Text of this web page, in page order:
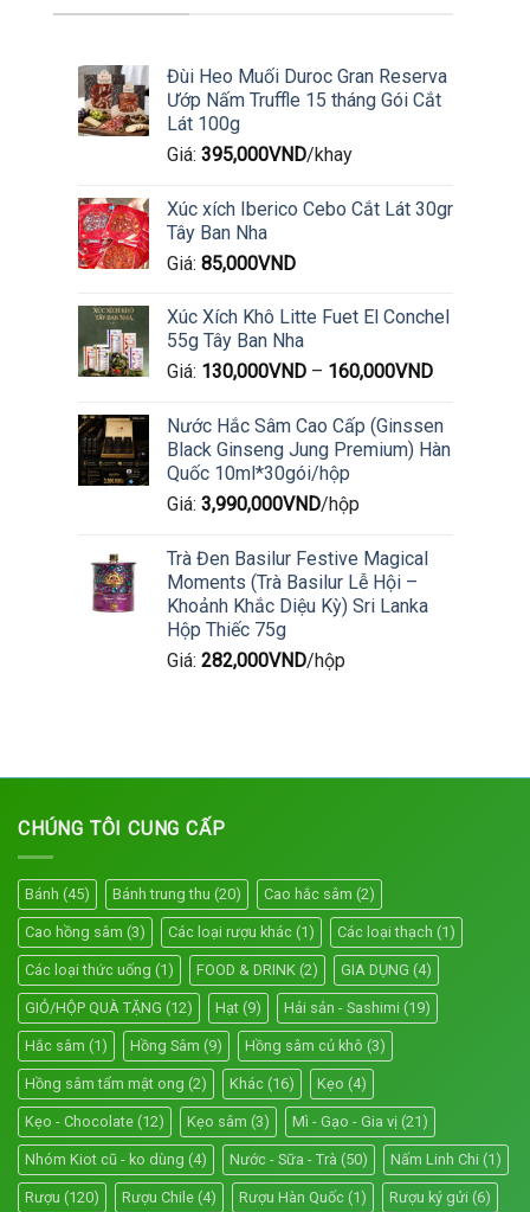
Đùi Heo Muối Duroc Gran Reserva
Ướp Nấm Truffle 15 tháng Gói Cắt
Lát 100g
Giá: 395,000VND/khay
Xúc xích Iberico Cebo Cắt Lát 30gr
Tây Ban Nha
Giá: 85,000VND
Xúc Xích Khô Litte Fuet El Conchel
55g Tây Ban Nha
Giá: 130,000VND– 160,000VND
Nước Hắc Sâm Cao Cấp (Ginssen
Black Ginseng Jung Premium) Hàn
Quốc 10ml*30gói/hộp
Giá: 3,990,000VND/hộp
Trà Đen Basilur Festive Magical
Moments (Trà Basilur Lễ Hội –
Khoảnh Khắc Diệu Kỳ) Sri Lanka
Hộp Thiếc 75g
Giá: 282,000VND/hộp
CHÚNG TÔI CUNG CẤP
Bánh (45) Bánh trung thu (20) Cao hắc sâm (2)
Cao hồng sâm (3) Các loại rượu khác (1) Các loại thạch (1)
Các loại thức uống (1) FOOD & DRINK (2) GIA DỤNG (4)
GIỎ/HỘP QUÀ TẶNG (12) Hạt (9) Hải sản - Sashimi (19)
Hắc sâm (1) Hồng Sâm (9) Hồng sâm củ khô (3)
Hồng sâm tẩm mật ong (2) Khác (16) Kẹo (4)
Kẹo - Chocolate (12) Kẹo sâm (3) Mì - Gạo - Gia vị (21)
Nhóm Kiot cũ - ko dùng (4) Nước - Sữa - Trà (50) Nấm Linh Chi (1)
Rượu (120) Rượu Chile (4) Rượu Hàn Quốc (1) Rượu ký gửi (6)